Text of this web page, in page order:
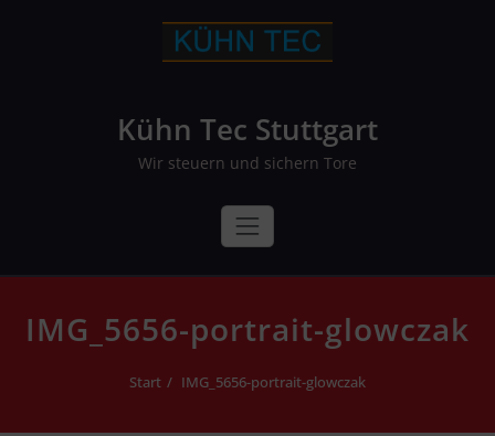
Kühn Tec Stuttgart
Wir steuern und sichern Tore
IMG_5656-portrait-glowczak
Start IMG_5656-portrait-glowczak